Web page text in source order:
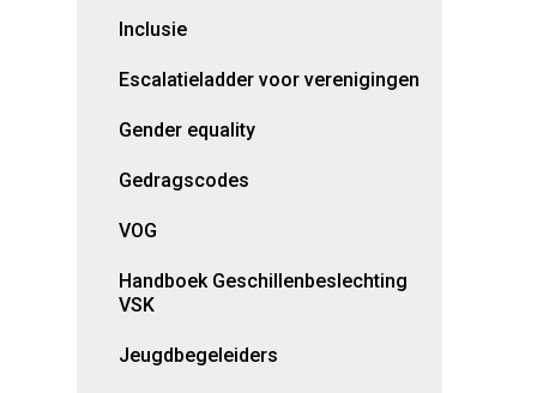
Inclusie
Escalatieladder voor verenigingen
Gender equality
Gedragscodes
VOG
Handboek Geschillenbeslechting
VSK
Jeugdbegeleiders